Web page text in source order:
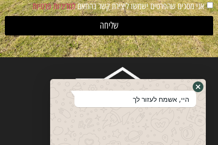
אני מסכים שהפרטים ישמשו ליצירת קשר בהתאםלמדיניות פרטיות
שליחה
היי, אשמח לעזור לך